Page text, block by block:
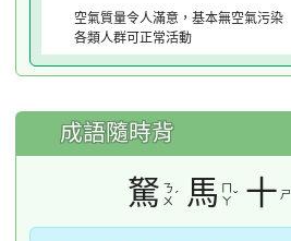
空氣質量令人滿意，基本無空氣污染
各類人群可正常活動
成語隨時背
駑 ㄋ
ㄨ ˊ 馬 ㄇ
ㄚˇ 十 ㄕ